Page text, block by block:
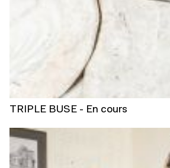
TRIPLE BUSE - En cours